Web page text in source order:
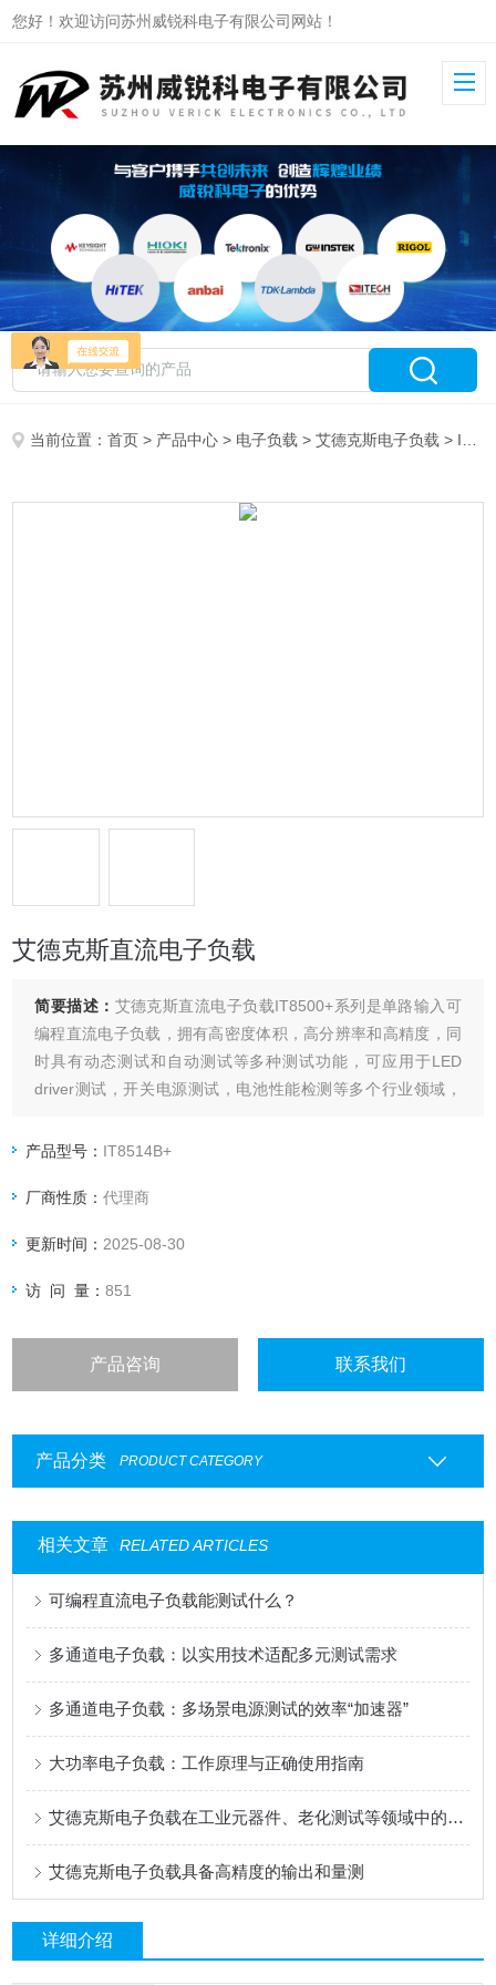
您好！欢迎访问苏州威锐科电子有限公司网站！
当前位置：首页 > 产品中心 > 电子负载 >艾德克斯电子负载 > IT8514B+艾德克斯直流电子负载
艾德克斯直流电子负载
简要描述： 艾德克斯直流电子负载IT8500+系列是单路输入可
编程直流电子负载，拥有高密度体积，高分辨率和高精度，同
时具有动态测试和自动测试等多种测试功能，可应用于LED
driver测试，开关电源测试，电池性能检测等多个行业领域，
于多个行业。
产品型号： IT8514B+
厂商性质：代理商
更新时间： 2025-08-30
访 问 量：851
产品咨询 联系我们
产品分类 PRODUCT CATEGORY
相关文章 RELATED ARTICLES
可编程直流电子负载能测试什么？
多通道电子负载：以实用技术适配多元测试需求
多通道电子负载：多场景电源测试的效率“加速器”
大功率电子负载：工作原理与正确使用指南
艾德克斯电子负载在工业元器件、老化测试等领域中的用途
艾德克斯电子负载具备高精度的输出和量测
详细介绍